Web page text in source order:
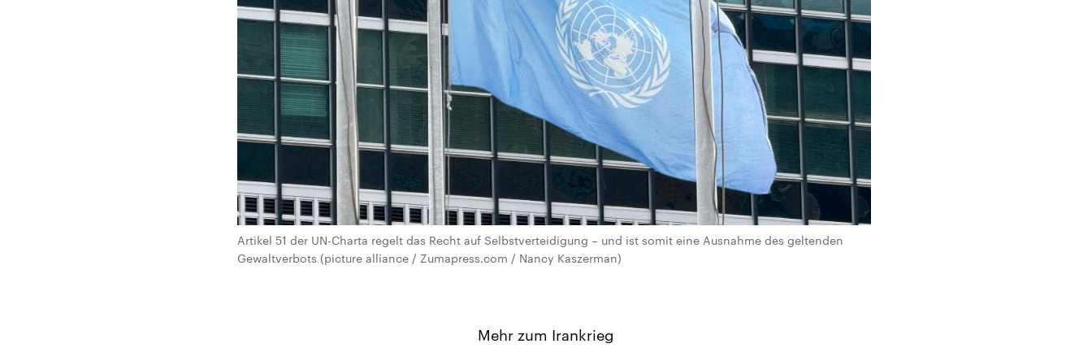
Artikel 51 der UN-Charta regelt das Recht auf Selbstverteidigung – und ist somit eine Ausnahme des geltenden
Gewaltverbots (picture alliance / Zumapress.com / Nancy Kaszerman)
Mehr zum Irankrieg